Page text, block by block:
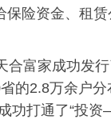
险资金、租
富家成功发
的2.8万余户
功打通了“投